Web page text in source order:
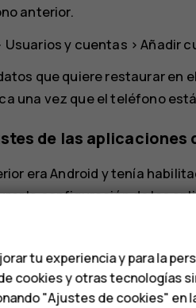
anterior.
Usuarios y cuentas >Añadir
que quiere restaurar en
una vez que el teléfono
de las
era Android y tenía
la configuración de las
seguridad en Google Drivea
tu experiencia y para la
cookies y otras tecnologías
"Ajustes de cookies" en